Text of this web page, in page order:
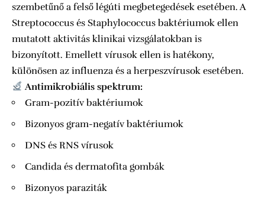
szembetűnő a felső légúti megbetegedések esetében. A
Streptococcus és Staphylococcus baktériumok ellen
mutatott aktivitás klinikai vizsgálatokban is
bizonyított. Emellett vírusok ellen is hatékony,
különösen az influenza és a herpeszvírusok esetében.
Antimikrobiális spektrum:
Gram-pozitív baktériumok
Bizonyos gram-negatív baktériumok
DNS és RNS vírusok
Candida és dermatofita gombák
Bizonyos paraziták